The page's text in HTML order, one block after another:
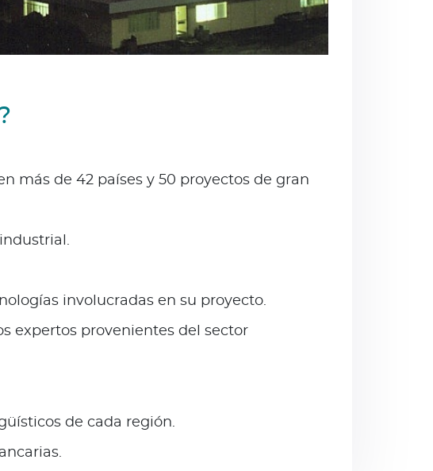
más de 42 países y 50 proyectos de gran
involucradas en su proyecto.
expertos provenientes del sector
de cada región.